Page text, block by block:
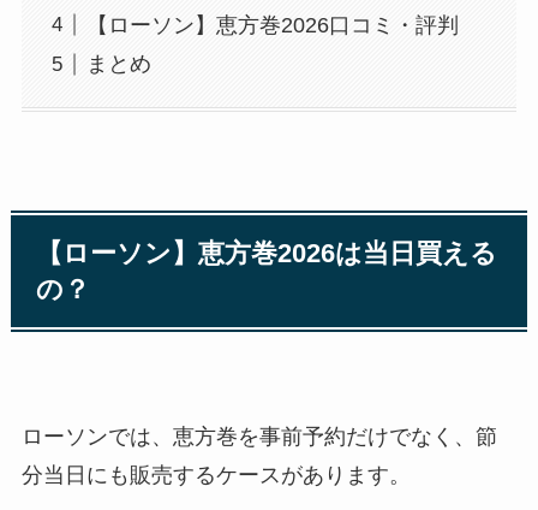
【ローソン】恵方巻2026口コミ・評判
まとめ
【ローソン】恵方巻2026は当日買える
の？
ローソンでは、恵方巻を事前予約だけでなく、節
分当日にも販売するケースがあります。